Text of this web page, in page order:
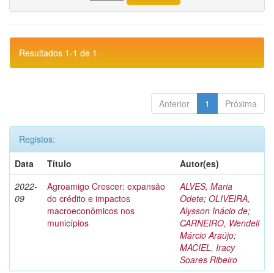
Resultados 1-1 de 1.
Anterior 1 Próxima
Registos:
Data
Título
Autor(es)
2022-
09
Agroamigo Crescer: expansão
do crédito e impactos
macroeconômicos nos
municípios
ALVES, Maria
Odete; OLIVEIRA,
Alysson Inácio de;
CARNEIRO, Wendell
Márcio Araújo;
MACIEL, Iracy
Soares Ribeiro